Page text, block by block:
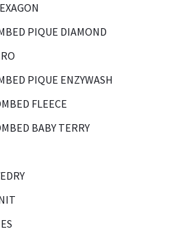
PIQUE DIAMOND
PIQUE ENZYWASH
FLEECE
BABY TERRY